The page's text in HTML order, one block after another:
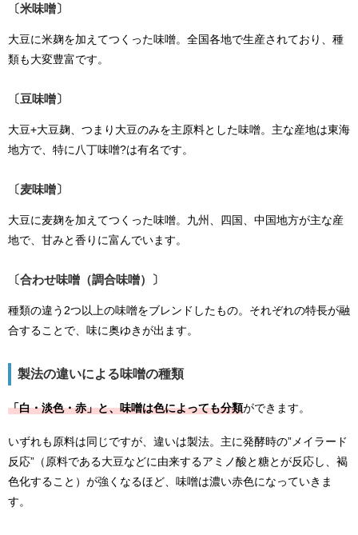
〔米味噌〕
大豆に米麹を加えてつくった味噌。全国各地で生産されており、種
類も大変豊富です。
〔豆味噌〕
大豆+大豆麹、つまり大豆のみを主原料とした味噌。主な産地は東海
地方で、特に八丁味噌?は有名です。
〔麦味噌〕
大豆に麦麹を加えてつくった味噌。九州、四国、中国地方が主な産
地で、甘みと香りに富んでいます。
〔合わせ味噌（調合味噌）〕
種類の違う2つ以上の味噌をブレンドしたもの。それぞれの特長が融
合することで、味に奥ゆきが出ます。
製法の違いによる味噌の種類
「白・淡色・赤」と、味噌は色によっても分類ができます。
いずれも原料は同じですが、違いは製法。主に発酵時の”メイラード
反応”（原料である大豆などに由来するアミノ酸と糖とが反応し、褐
色化すること） が強くなるほど、味噌は濃い赤色になっていきま
す。